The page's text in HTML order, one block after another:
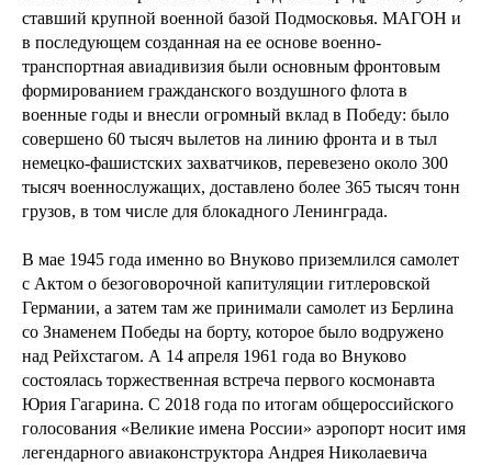
ставший крупной военной базой Подмосковья. МАГОН и
в последующем созданная на ее основе военно-
транспортная авиадивизия были основным фронтовым
формированием гражданского воздушного флота в
военные годы и внесли огромный вклад в Победу: было
совершено 60 тысяч вылетов на линию фронта и в тыл
немецко-фашистских захватчиков, перевезено около 300
тысяч военнослужащих, доставлено более 365 тысяч тонн
грузов, в том числе для блокадного Ленинграда.
В мае 1945 года именно во Внуково приземлился самолет
с Актом о безоговорочной капитуляции гитлеровской
Германии, а затем там же принимали самолет из Берлина
со Знаменем Победы на борту, которое было водружено
над Рейхстагом. А 14 апреля 1961 года во Внуково
состоялась торжественная встреча первого космонавта
Юрия Гагарина. С 2018 года по итогам общероссийского
голосования «Великие имена России» аэропорт носит имя
легендарного авиаконструктора Андрея Николаевича